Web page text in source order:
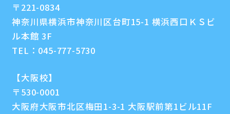
〒221-0834
神奈川県横浜市神奈川区台町15-1 横浜西口ＫＳビ
ル本館 3F
TEL： 045-777-5730
【大阪校】
〒530-0001
大阪府大阪市北区梅田1-3-1 大阪駅前第1ビル11F